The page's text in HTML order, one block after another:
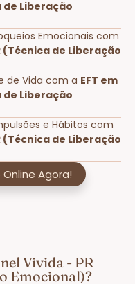
de Liberação
Emocionais com
(Técnica de Liberação
de Vida com a EFT em
de Liberação
e Hábitos com
(Técnica de Liberação
Agora!
Vivida - PR
Emocional)?